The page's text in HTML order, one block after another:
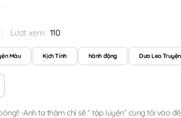
Lượt xem: 110
Màu Kịch Tính hành động Dưa Leo Truyện
-Anh ta thậm chí sẽ “ tập luyện” cùng tôi vào